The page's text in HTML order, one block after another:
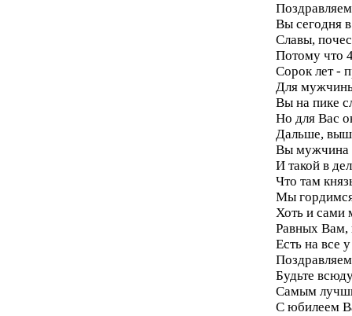
Вы сегодня
Славы,
Потому что
Сорок лет -
Для
Вы на пике
Но для Вас
Дальше,
Вы мужчина
И такой в
Что там
Мы
Хоть и сами
Равных Вам,
Есть на все
Будьте
Самым
С юбилеем